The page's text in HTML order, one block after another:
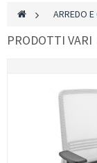
> ARREDO
PRODOTTI VARI